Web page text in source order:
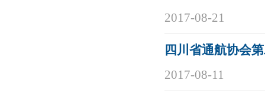
2017-08-21
四川省通航协会
2017-08-11